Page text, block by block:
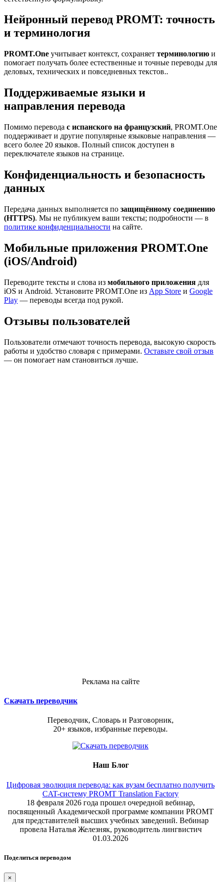
Нейронный перевод PROMT: точность
и терминология
PROMT.One учитывает контекст, сохраняет терминологию и
помогает получать более естественные и точные переводы для
деловых, технических и повседневных текстов..
Поддерживаемые языки и
направления перевода
Помимо перевода с испанского на французский, PROMT.One
поддерживает и другие популярные языковые направления —
всего более 20 языков. Полный список доступен в
переключателе языков на странице.
Конфиденциальность и безопасность
данных
Передача данных выполняется по защищённому соединению
(HTTPS). Мы не публикуем ваши тексты; подробности — в
политике конфиденциальности на сайте.
Мобильные приложения PROMT.One
(iOS/Android)
Переводите тексты и слова из мобильного приложения для
iOS и Android. Установите PROMT.One из App Store и Google
Play — переводы всегда под рукой.
Отзывы пользователей
Пользователи отмечают точность перевода, высокую скорость
работы и удобство словаря с примерами. Оставьте свой отзыв
— он помогает нам становиться лучше.
Реклама на сайте
Скачать переводчик
Переводчик, Словарь и Разговорник,
20+ языков, избранные переводы.
Наш Блог
Цифровая эволюция перевода: как вузам бесплатно получить
CAT-систему PROMT Translation Factory
18 февраля 2026 года прошел очередной вебинар,
посвященный Академической программе компании PROMT
для представителей высших учебных заведений. Вебинар
провела Наталья Железняк, руководитель лингвистич
01.03.2026
Поделиться переводом
×